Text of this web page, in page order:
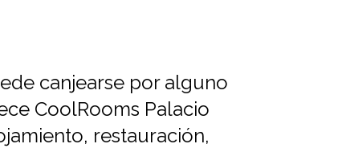
canjearse por alguno
CoolRooms Palacio
restauración,